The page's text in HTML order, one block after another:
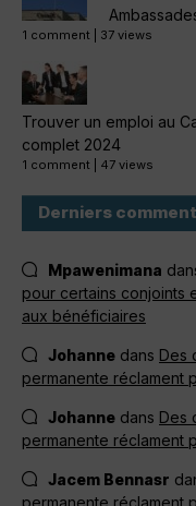
1 comment 37 views
Trouver un emploi au
complet 2024
1 comment 47 views
Derniers
Mpawenimana
pour certains conjoints
aux bénéficiaires
Johanne dans Des
permanente réclament
Johanne dans Des
permanente réclament
Jacem Bennasr